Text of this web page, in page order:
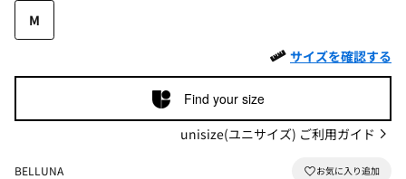
M
サイズを確認する
Find your size
unisize(ユニサイズ) ご利用ガイド
BELLUNA